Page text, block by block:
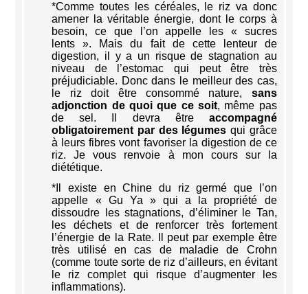
*Comme toutes les céréales, le riz va donc
amener la véritable énergie, dont le corps à
besoin, ce que l’on appelle les « sucres
lents ». Mais du fait de cette lenteur de
digestion, il y a un risque de stagnation au
niveau de l’estomac qui peut être très
préjudiciable. Donc dans le meilleur des cas,
le riz doit être consommé nature, sans
adjonction de quoi que ce soit, même pas
de sel. Il devra être accompagné
obligatoirement par des légumes qui grâce
à leurs fibres vont favoriser la digestion de ce
riz. Je vous renvoie à mon cours sur la
diététique.
*Il existe en Chine du riz germé que l’on
appelle « Gu Ya » qui a la propriété de
dissoudre les stagnations, d’éliminer le Tan,
les déchets et de renforcer très fortement
l’énergie de la Rate. Il peut par exemple être
très utilisé en cas de maladie de Crohn
(comme toute sorte de riz d’ailleurs, en évitant
le riz complet qui risque d’augmenter les
inflammations).